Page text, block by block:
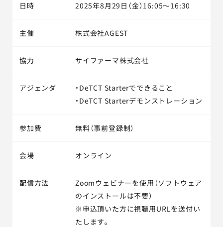
日時 2025年8月29日（金）16:05～16:30
主催 株式会社AGEST
協力 サイファーマ株式会社
アジェンダ
・DeTCT Starterでできること
・DeTCT Starterデモンストレーション
参加費 無料（事前登録制）
会場 オンライン
配信方法
Zoomウェビナーを使用（ソフトウェア
のインストールは不要）
※申込頂いた方に視聴用URLを送付い
たします。